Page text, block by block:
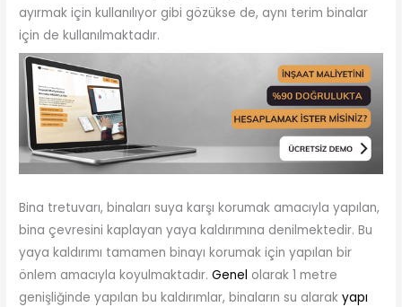
ayırmak için kullanılıyor gibi gözükse de, aynı terim binalar
için de kullanılmaktadır.
Bina tretuvarı, binaları suya karşı korumak amacıyla yapılan,
bina çevresini kaplayan yaya kaldırımına denilmektedir. Bu
yaya kaldırımı tamamen binayı korumak için yapılan bir
önlem amacıyla koyulmaktadır.Genel olarak 1 metre
genişliğinde yapılan bu kaldırımlar, binaların su alarakyapı